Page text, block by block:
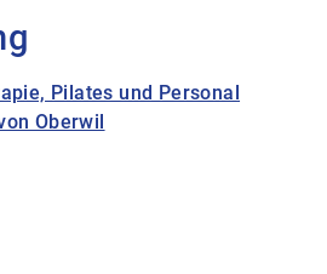
Pilates und Personal
Oberwil